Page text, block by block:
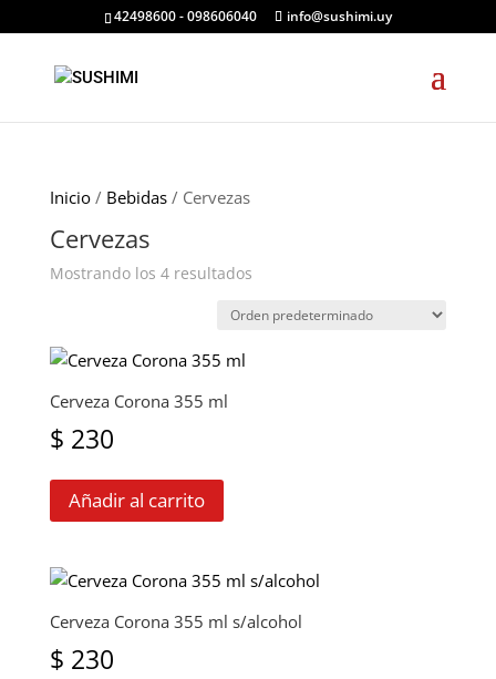
42498600 - 098606040 info@sushimi.uy
Inicio/ Bebidas/ Cervezas
Cervezas
Mostrando los 4 resultados
Cerveza Corona 355 ml
$ 230
Añadir al carrito
Cerveza Corona 355 ml s/alcohol
$ 230